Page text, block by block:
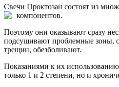
Свечи Проктозан состоят из
компонентов.
Поэтому они оказывают сразу
подсушивают проблемные зоны,
трещин, обезболивают.
Показаниями к их
только 1 и 2 степени, но и